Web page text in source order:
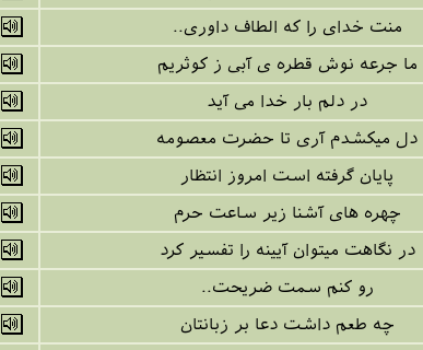
منت خدای را که الطاف داوری..
ما جرعه نوش قطره ی آبی ز کوثریم
در دلم بار خدا می آید
دل میکشدم آری تا حضرت معصومه
پایان گرفته است امروز انتظار
چهره های آشنا زیر ساعت حرم
در نگاهت میتوان آیینه را تفسیر کرد
رو کنم سمت ضریحت..
چه طعم داشت دعا بر زبانتان